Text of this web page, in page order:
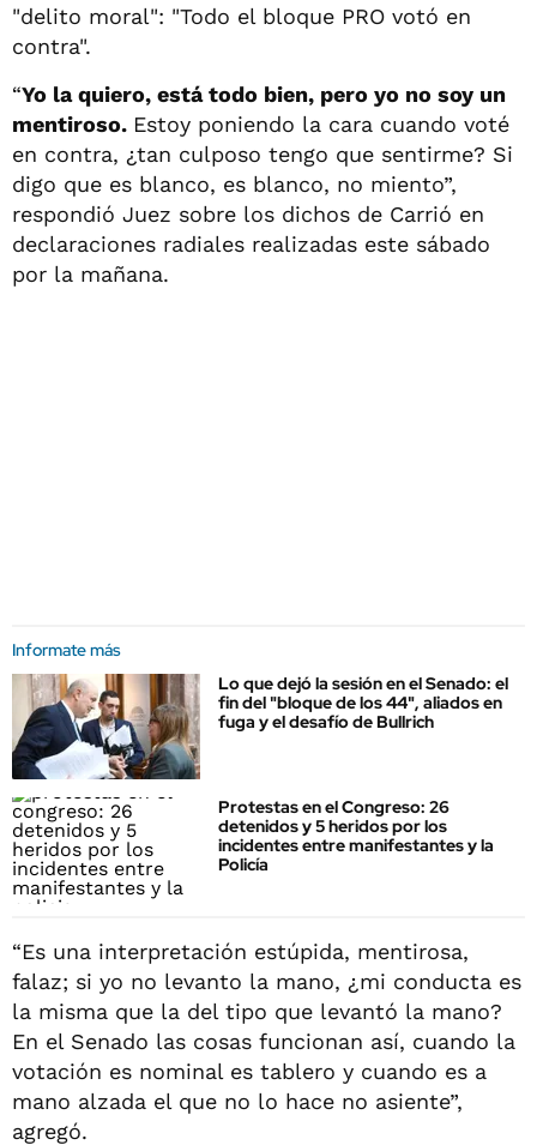
"delito moral": "Todo el bloque PRO votó en
contra".
“Yo la quiero, está todo bien, pero yo no soy un
mentiroso. Estoy poniendo la cara cuando voté
en contra, ¿tan culposo tengo que sentirme? Si
digo que es blanco, es blanco, no miento”,
respondió Juez sobre los dichos de Carrió en
declaraciones radiales realizadas este sábado
por la mañana.
Informate más
Lo que dejó la sesión en el Senado: el
fin del "bloque de los 44", aliados en
fuga y el desafío de Bullrich
Protestas en el Congreso: 26
detenidos y 5 heridos por los
incidentes entre manifestantes y la
Policía
“Es una interpretación estúpida, mentirosa,
falaz; si yo no levanto la mano, ¿mi conducta es
la misma que la del tipo que levantó la mano?
En el Senado las cosas funcionan así, cuando la
votación es nominal es tablero y cuando es a
mano alzada el que no lo hace no asiente”,
agregó.